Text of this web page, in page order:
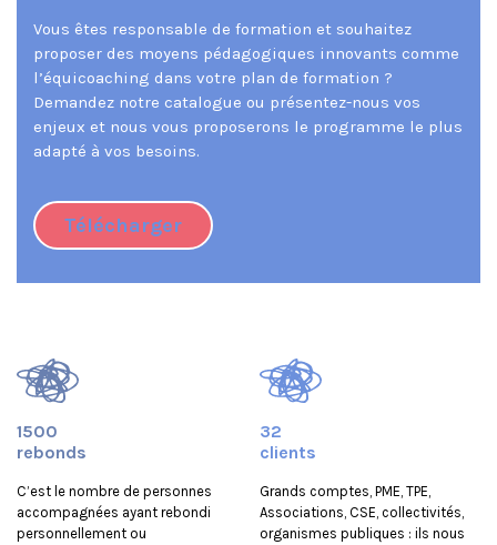
Vous êtes responsable de formation et souhaitez
proposer des moyens pédagogiques innovants comme
l’équicoaching dans votre plan de formation ?
Demandez notre catalogue ou présentez-nous vos
enjeux et nous vous proposerons le programme le plus
adapté à vos besoins.
Télécharger
1500
rebonds
C’est le nombre de personnes
accompagnées ayant rebondi
personnellement ou
32
clients
Grands comptes, PME, TPE,
Associations, CSE, collectivités,
organismes publiques : ils nous